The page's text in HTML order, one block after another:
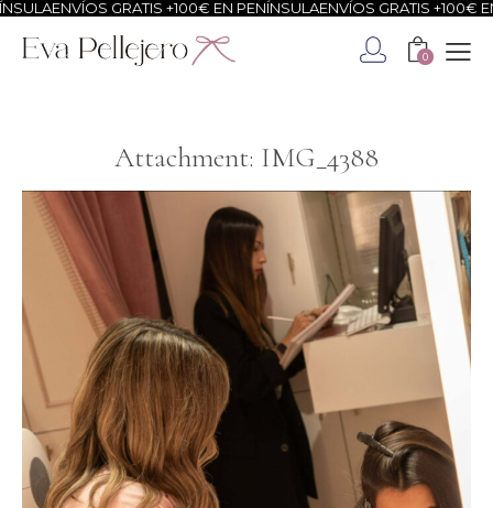
ENVÍOS GRATIS +100€ EN PENÍNSULAENVÍOS GRATIS +100€ EN
0
Attachment: IMG_4388